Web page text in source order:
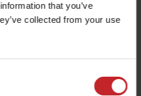
that you’ve
collected from your use
Cultus en